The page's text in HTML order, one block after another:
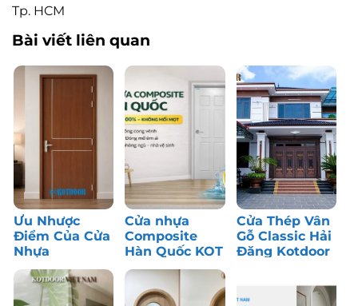
Tp. HCM
Bài viết liên quan
Ưu Nhược
Điểm Của Cửa
Nhựa
Composite: Có
Nên Dùng?
Cửa nhựa
Composite
Hàn Quốc KOT
– Bền màu,
chống nước
tốt
Cửa Thép Vân
Gỗ Classic Hải
Đăng Kotdoor